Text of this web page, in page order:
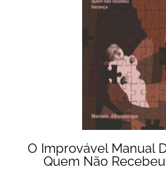
O Improvável Manual
Quem Não